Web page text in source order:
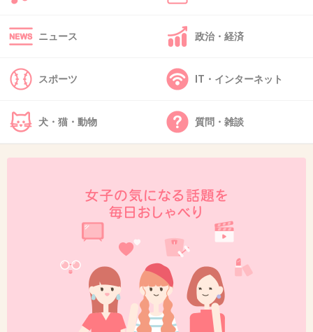
ニュース 政治・経済
スポーツ IT・インターネット
犬・猫・動物 質問・雑談